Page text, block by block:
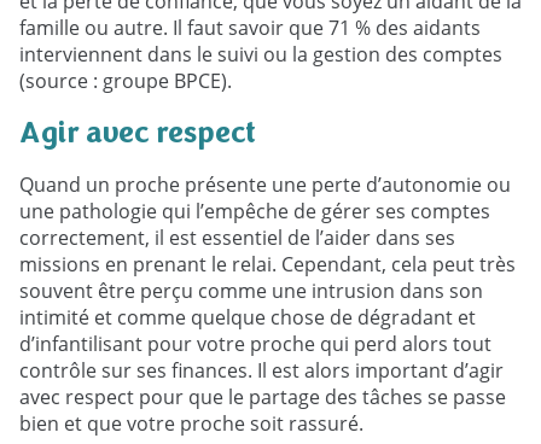
famille ou autre. Il faut savoir que 71 % des aidants
interviennent dans le suivi ou la gestion des comptes
(source : groupe BPCE).
Agir avec respect
Quand un proche présente une perte d’autonomie ou
une pathologie qui l’empêche de gérer ses comptes
correctement, il est essentiel de l’aider dans ses
missions en prenant le relai. Cependant, cela peut très
souvent être perçu comme une intrusion dans son
intimité et comme quelque chose de dégradant et
d’infantilisant pour votre proche qui perd alors tout
contrôle sur ses finances. Il est alors important d’agir
avec respect pour que le partage des tâches se passe
bien et que votre proche soit rassuré.